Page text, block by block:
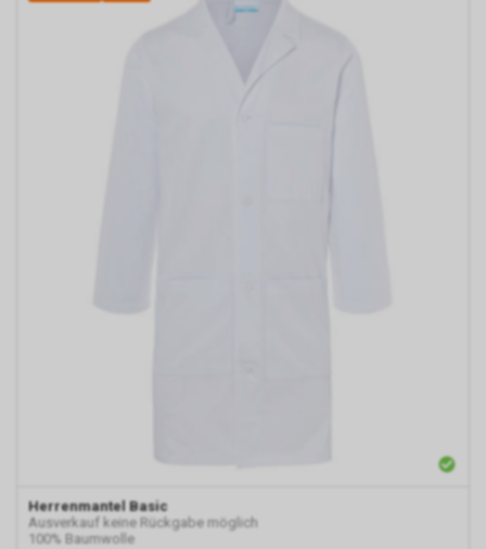
Herrenmantel Basic
Ausverkauf keine Rückgabe möglich
100% Baumwolle